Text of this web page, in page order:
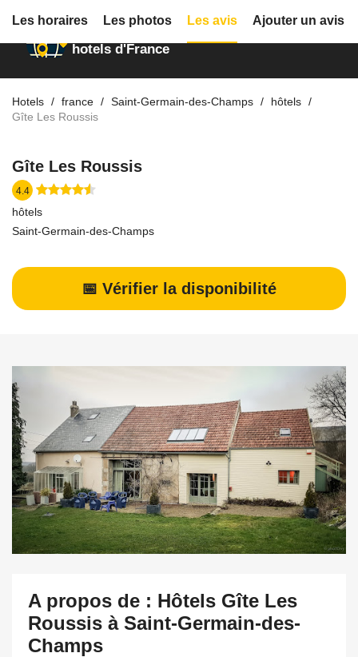
Annuaire des
hotels d'France
Hotels france Saint-Germain-des-Champs
hôtels
Gîte Les Roussis
Gîte Les Roussis
4.4
hôtels
Saint-Germain-des-Champs
📅 Vérifier la disponibilité
Les horaires Les photos Les avis Ajouter un avis
A propos de : Hôtels Gîte Les
Roussis à Saint-Germain-des-
Champs